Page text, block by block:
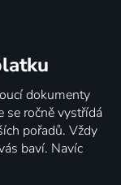
dokumenty
se ročně vystřídá
pořadů. Vždy
baví. Navíc